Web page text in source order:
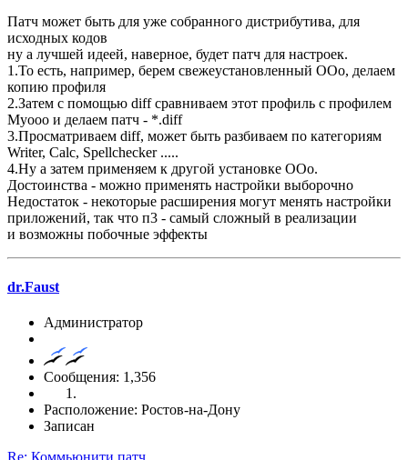
Патч может быть для уже собранного дистрибутива, для
исходных кодов
ну а лучшей идеей, наверное, будет патч для настроек.
1.То есть, например, берем свежеустановленный OOo, делаем
копию профиля
2.Затем с помощью diff сравниваем этот профиль с профилем
Myooo и делаем патч - *.diff
3.Просматриваем diff, может быть разбиваем по категориям
Writer, Calc, Spellchecker .....
4.Ну а затем применяем к другой установке OOo.
Достоинства - можно применять настройки выборочно
Недостаток - некоторые расширения могут менять настройки
приложений, так что п3 - самый сложный в реализации
и возможны побочные эффекты
dr.Faust
Администратор
Сообщения: 1,356
Расположение: Ростов-на-Дону
Записан
Re: Коммьюнити патч